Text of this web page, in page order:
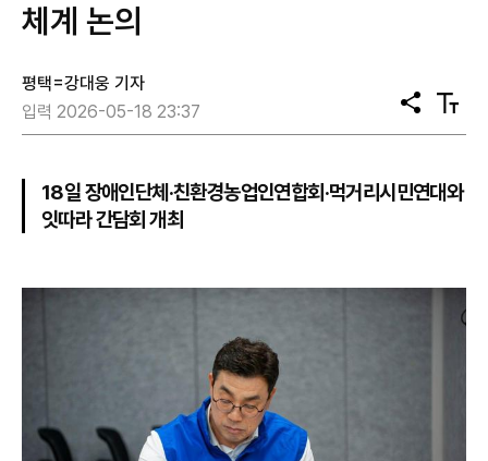
체계 논의
평택=강대웅 기자
입력 2026-05-18 23:37
공
유
텍
스
기
18일 장애인단체·친환경농업인연합회·먹거리시민연대와
잇따라 간담회 개최